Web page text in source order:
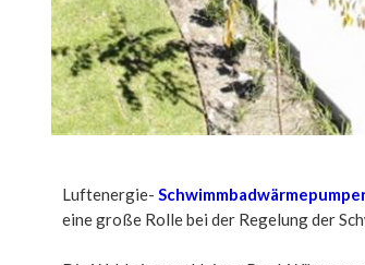
Luftenergie-
eine große Rolle bei der Regelung der